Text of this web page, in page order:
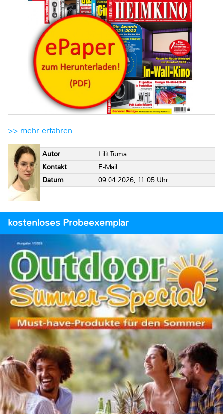
>> mehr erfahren
Autor
Lilit Tuma
Kontakt
E-Mail
Datum
09.04.2026, 11:05 Uhr
kostenloses Probeexemplar